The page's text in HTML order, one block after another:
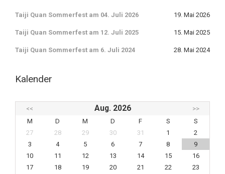
Taiji Quan Sommerfest am 04. Juli 2026 19. Mai 2026
Taiji Quan Sommerfest am 12. Juli 2025 15. Mai 2025
Taiji Quan Sommerfest am 6. Juli 2024 28. Mai 2024
Kalender
<< Aug. 2026
>>
M
D M D F S
S
27
28 29 30 31 1
2
3
4 5 6 7 8
9
10
11 12 13 14 15
16
17
18 19 20 21 22 23